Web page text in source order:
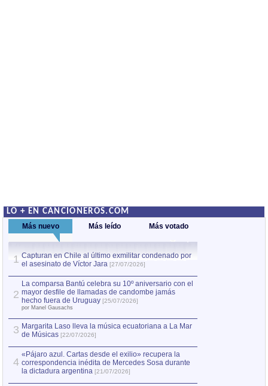
LO + EN CANCIONEROS.COM
Más nuevo Más leído Más votado
1 Capturan en Chile al último exmilitar condenado por
el asesinato de Víctor Jara [27/07/2026]
2
La comparsa Bantú celebra su 10º aniversario con el
mayor desfile de llamadas de candombe jamás
hecho fuera de Uruguay [25/07/2026]
por Manel Gausachs
3 Margarita Laso lleva la música ecuatoriana a La Mar
de Músicas [22/07/2026]
4
«Pájaro azul. Cartas desde el exilio» recupera la
correspondencia inédita de Mercedes Sosa durante
la dictadura argentina [21/07/2026]